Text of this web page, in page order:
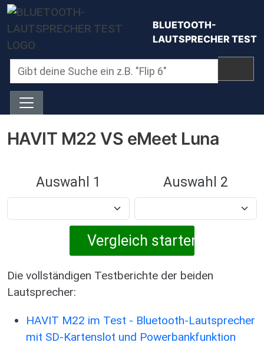
Direkt zum Inhalt
BLUETOOTH-
LAUTSPRECHER TEST
HAVIT M22 VS eMeet Luna
Auswahl 1 Auswahl 2
Die vollständigen Testberichte der beiden
Lautsprecher:
HAVIT M22 im Test - Bluetooth-Lautsprecher
mit SD-Kartenslot und Powerbankfunktion